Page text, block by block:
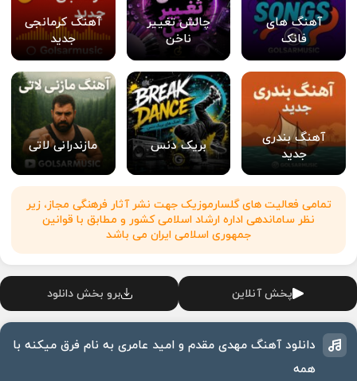
آهنگ های
فانک
چالش تغییر
ناخن
آهنگ کرمانجی
جدید
آهنگ بندری
جدید
بریک دنس مازندرانی لاتی
تمامی فعالیت های گلسارموزیک جهت نشر آثار فرهنگی مجاز، زیر
نظر ساماندهی اداره ارشاد اسلامی کشور و مطابق با قوانین
جمهوری اسلامی ایران می باشد
پخش آنلاین برو بخش دانلود
دانلود آهنگ مهدی مقدم و امید عامری به نام فرق میکنه با
همه